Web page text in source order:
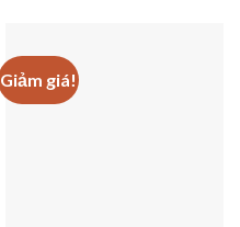
Giảm giá!